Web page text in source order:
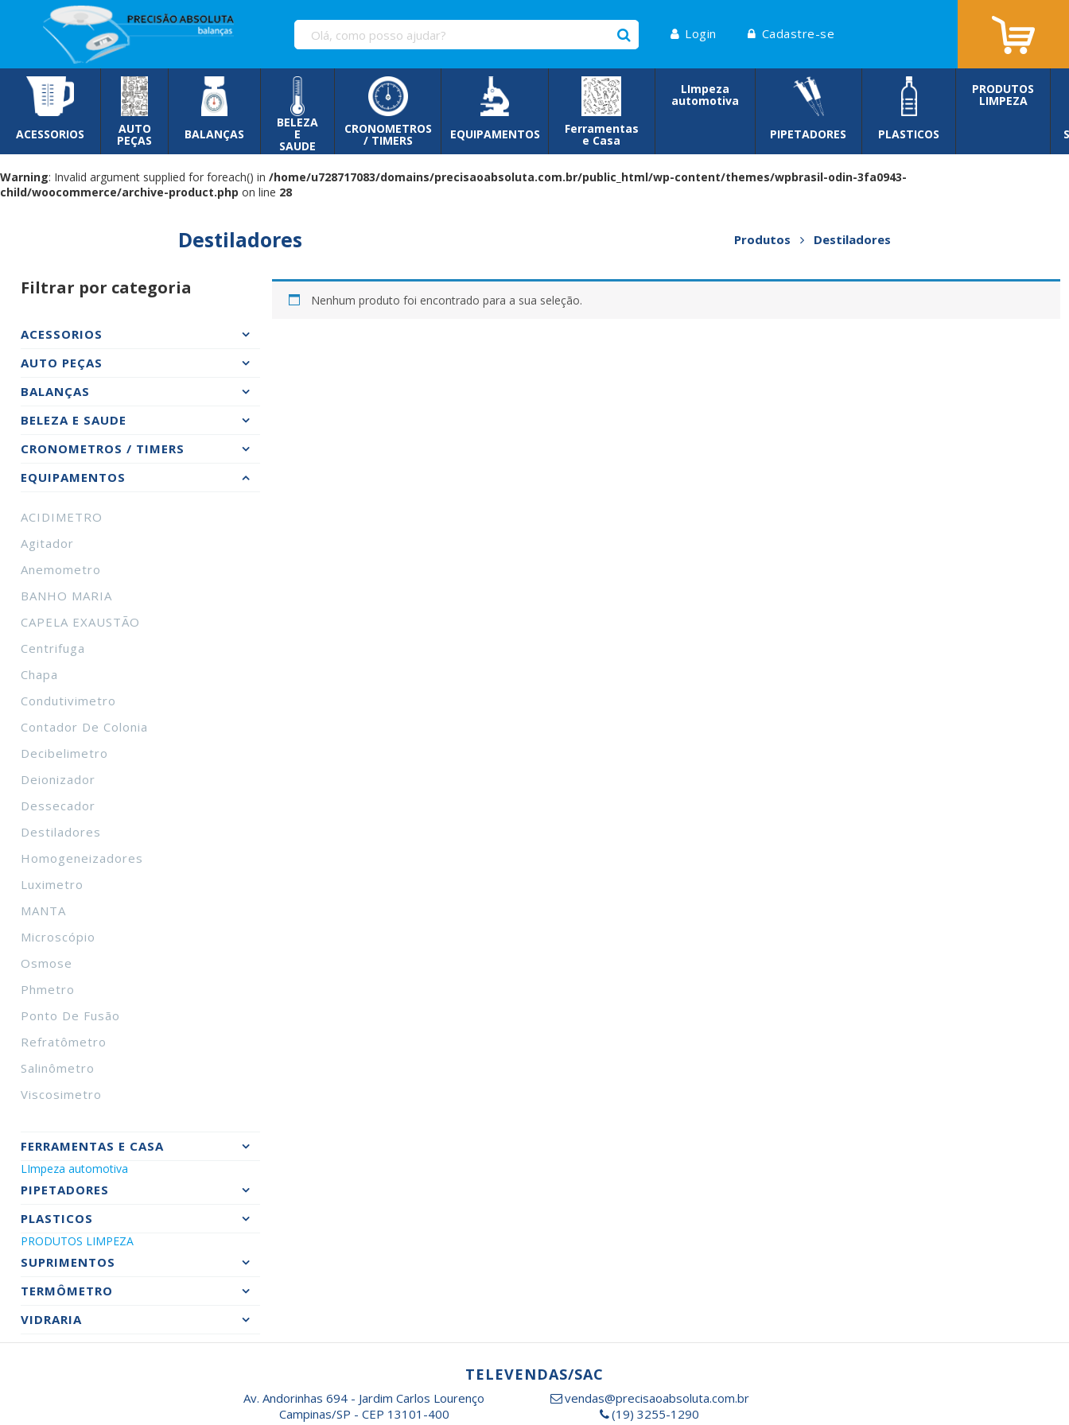
Pular
para
conteúdo
Login Cadastre-se
ACESSORIOS AUTO
PEÇAS BALANÇAS
BELEZA
E
SAUDE
CRONOMETROS
/ TIMERS EQUIPAMENTOS Ferramentas
e Casa
LImpeza
automotiva
PIPETADORES PLASTICOS
PRODUTOS
LIMPEZA
Warning: Invalid argument supplied for foreach() in /home/u728717083/domains/precisaoabsoluta.com.br/public_html/wp-content/themes/wpbrasil-odin-3fa0943-
child/woocommerce/archive-product.php on line 28
Destiladores Produtos Destiladores
Filtrar por categoria
ACESSORIOS
AUTO PEÇAS
BALANÇAS
BELEZA E SAUDE
CRONOMETROS / TIMERS
EQUIPAMENTOS
ACIDIMETRO
Agitador
Anemometro
BANHO MARIA
CAPELA EXAUSTÃO
Centrifuga
Chapa
Condutivimetro
Contador De Colonia
Decibelimetro
Deionizador
Dessecador
Destiladores
Homogeneizadores
Luximetro
MANTA
Microscópio
Osmose
Phmetro
Ponto De Fusão
Refratômetro
Salinômetro
Viscosimetro
FERRAMENTAS E CASA
LImpeza automotiva
PIPETADORES
PLASTICOS
PRODUTOS LIMPEZA
SUPRIMENTOS
TERMÔMETRO
VIDRARIA
Nenhum produto foi encontrado para a sua seleção.
TELEVENDAS/SAC
Av. Andorinhas 694 - Jardim Carlos Lourenço
Campinas/SP - CEP 13101-400
vendas@precisaoabsoluta.com.br
(19) 3255-1290